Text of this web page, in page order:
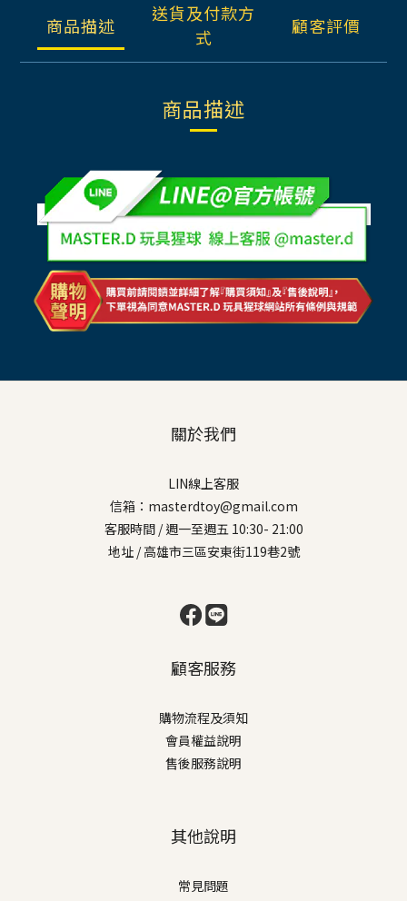
商品描述
送貨及付款方
式
顧客評價
商品描述
關於我們
LIN線上客服
信箱：masterdtoy@gmail.com
客服時間 / 週一至週五 10:30- 21:00
地址 / 高雄市三區安東街119巷2號
顧客服務
購物流程及須知
會員權益說明
售後服務說明
其他說明
常見問題